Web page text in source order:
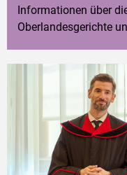
Informationen über
Oberlandesgerichte